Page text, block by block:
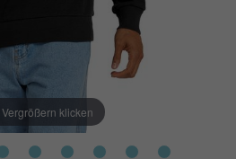
Vergrößern klicken